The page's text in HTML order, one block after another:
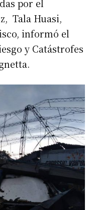
por el
Tala Huasi,
informó el
y Catástrofes